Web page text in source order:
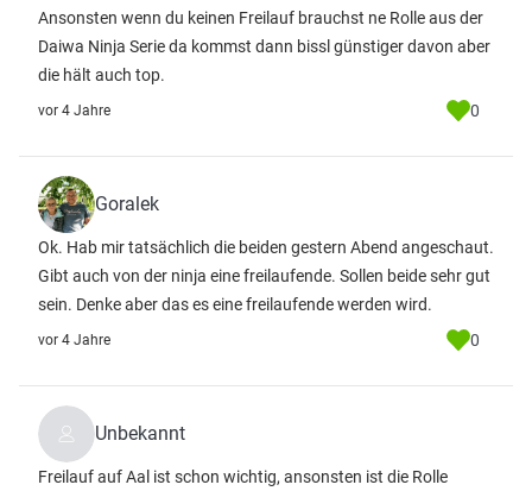
Ansonsten wenn du keinen Freilauf brauchst ne Rolle aus der
Daiwa Ninja Serie da kommst dann bissl günstiger davon aber
die hält auch top.
vor 4 Jahre 0
Goralek
Ok. Hab mir tatsächlich die beiden gestern Abend angeschaut.
Gibt auch von der ninja eine freilaufende. Sollen beide sehr gut
sein. Denke aber das es eine freilaufende werden wird.
vor 4 Jahre 0
Unbekannt
Freilauf auf Aal ist schon wichtig, ansonsten ist die Rolle